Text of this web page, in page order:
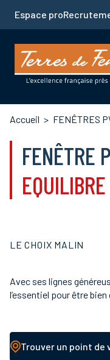
contenu
principal
Espace pro
Fil
Accueil FENÊTRES
FENÊTRE
EQUILIBRE
LE CHOIX MALIN
Avec ses lignes
l’essentiel pour être
Trouver un point de